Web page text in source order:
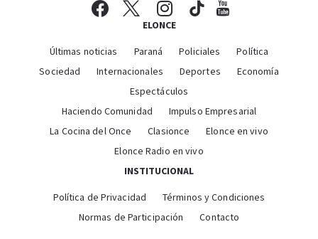
ELONCE
Últimas noticias Paraná Policiales
Política
Sociedad
Internacionales Deportes
Economía
Espectáculos
Haciendo Comunidad
Impulso Empresarial
La Cocina del Once
Clasionce
Elonce en vivo
Elonce Radio en vivo
INSTITUCIONAL
Política de Privacidad
Términos y Condiciones
Normas de Participación
Contacto